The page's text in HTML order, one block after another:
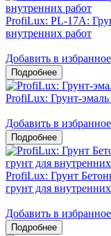
ProfiLux: PL-17A:
внутренних работ
Добавить в избранное
ProfiLux: Грунт-эмаль
Добавить в избранное
ProfiLux: Грунт
грунт для
Добавить в избранное